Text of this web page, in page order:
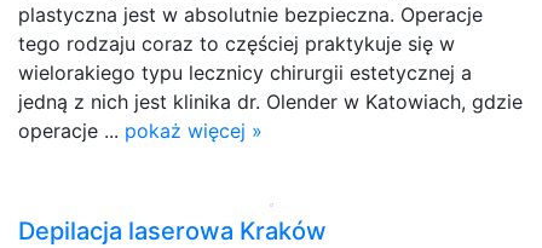
plastyczna jest w absolutnie bezpieczna. Operacje
tego rodzaju coraz to częściej praktykuje się w
wielorakiego typu lecznicy chirurgii estetycznej a
jedną z nich jest klinika dr. Olender w Katowiach, gdzie
operacje ... pokaż więcej »
Depilacja laserowa Kraków